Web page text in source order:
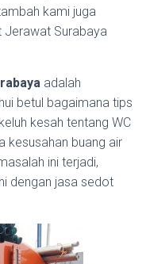
kami juga
Jerawat Surabaya
adalah
betul bagaimana tips
kesah tentang WC
kesusahan buang air
ini terjadi,
dengan jasa sedot